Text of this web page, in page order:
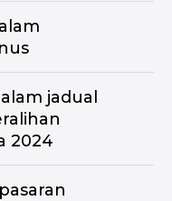
jadual
2024